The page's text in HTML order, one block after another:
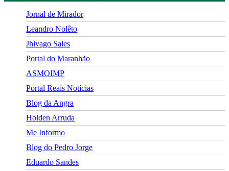
Jornal de Mirador
Leandro Nolêto
Jhivago Sales
Portal do Maranhão
ASMOIMP
Portal Reais Notí­cias
Blog da Angra
Holden Arruda
Me Informo
Blog do Pedro Jorge
Eduardo Sandes